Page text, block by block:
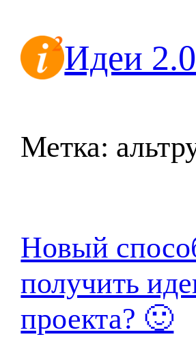
содержимомуИдеи 2.0
Метка:
Новый
получить
проекта? 🙂